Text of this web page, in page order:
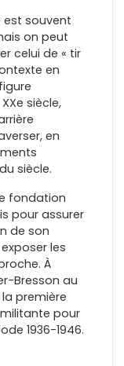
est souvent
on peut
celui de « tir
en
siècle,
en
siècle.
fondation
pour assurer
de son
les
À
Bresson au
première
pour
1936-1946.